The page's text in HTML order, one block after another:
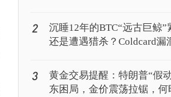
2
沉睡12年的BTC“远古巨鲸”
还是遭遇猎杀？Coldcard漏
3
黄金交易提醒：特朗普“假
东困局，金价震荡拉锯，何